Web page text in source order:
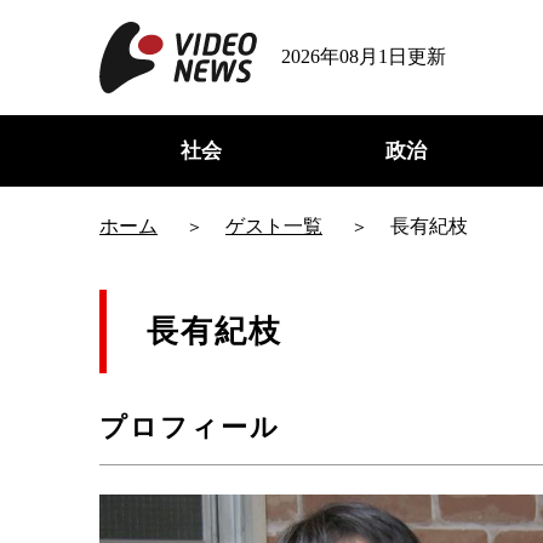
2026年08月1日更新
社会 政治
ホーム ゲスト一覧 長有紀枝
長有紀枝
プロフィール